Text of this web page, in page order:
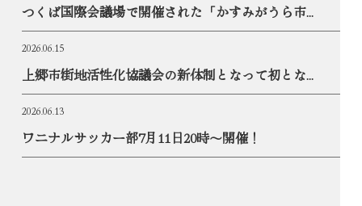
つくば国際会議場で開催された「かすみがうら市...
2026.06.15
上郷市街地活性化協議会の新体制となって初とな...
2026.06.13
ワニナルサッカー部7月11日20時〜開催！